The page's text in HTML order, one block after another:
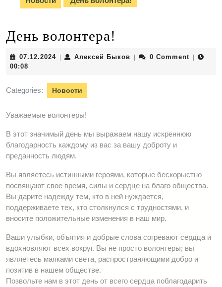
День волонтера!
07.12.202407.12.2024Алексей Быков Алексей0 Comment
00:08
Categories: Новости
Уважаемые волонтеры!
В этот значимый день мы выражаем нашу искреннюю
благодарность каждому из вас за вашу доброту и
преданность людям.
Вы являетесь истинными героями, которые бескорыстно
посвящают свое время, силы и сердце на благо общества.
Вы дарите надежду тем, кто в ней нуждается,
поддерживаете тех, кто столкнулся с трудностями, и
вносите положительные изменения в наш мир.
Ваши улыбки, объятия и добрые слова согревают сердца и
вдохновляют всех вокруг. Вы не просто волонтеры; вы
являетесь маяками света, распространяющими добро и
позитив в нашем обществе.
Позвольте нам в этот день от всего сердца поблагодарить